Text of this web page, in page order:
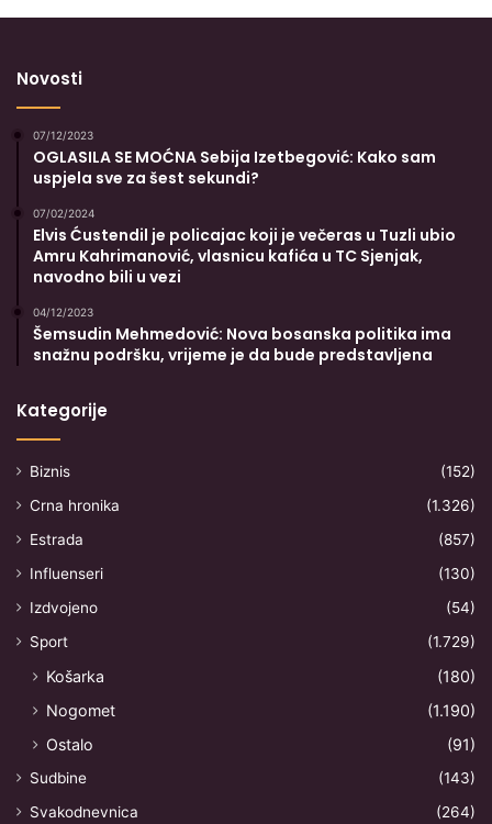
Novosti
07/12/2023
OGLASILA SE MOĆNA Sebija Izetbegović: Kako sam
uspjela sve za šest sekundi?
07/02/2024
Elvis Ćustendil je policajac koji je večeras u Tuzli ubio
Amru Kahrimanović, vlasnicu kafića u TC Sjenjak,
navodno bili u vezi
04/12/2023
Šemsudin Mehmedović: Nova bosanska politika ima
snažnu podršku, vrijeme je da bude predstavljena
Kategorije
Biznis
(152)
Crna hronika
(1.326)
Estrada
(857)
Influenseri
(130)
Izdvojeno
(54)
Sport
(1.729)
Košarka
(180)
Nogomet
(1.190)
Ostalo
(91)
Sudbine
(143)
Svakodnevnica
(264)